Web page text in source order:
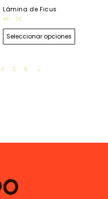
Lámina de Ficus
4€ - 11€
Seleccionar opciones
4 5 6 →